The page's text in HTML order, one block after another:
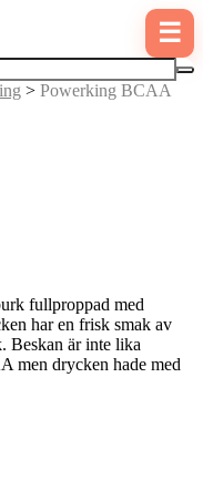
☰
> Powerking BCAA
fullproppad med
har en frisk smak av
Beskan är inte lika
men drycken hade med